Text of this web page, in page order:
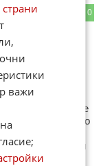
0
селския
е по-значим
Най-лошото е,
и
този, който се е
истината право
характер,
Затова той
които са
важи